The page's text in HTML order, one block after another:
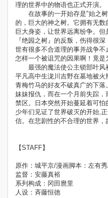
理的世界中的物语也正式开演。
在故事的一开始存是"始之树
的，巨大的神之树。它拥有无
巨大身姿，让世界远离纷争。
『绝园之树』的反叛，伤得很
世有很多不合道理的事并战争
怎样一个被诅咒的因果啊！竟是
最强的魔法使公主锁部叶风
平凡高中生泷川吉野在墓地被
青梅竹马的好友不破真广的下
妹妹报仇，而在一个月前失踪
禁区。日本突然开始蔓延着可怕
少年们见证了世界破灭的开始,
信。在悲剧性的不合理的世界，
【STAFF】
原作：城平京/漫画脚本：左有
监督：安藤真裕
系列构成：冈田麿里
人设：斉藤恒徳